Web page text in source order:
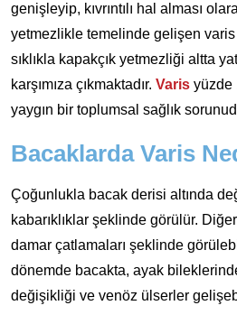
genişleyip, kıvrıntılı hal alması
yetmezlikle temelinde gelişen varis
sıklıkla kapakçık yetmezliği altta
karşımıza çıkmaktadır. Varis yüzde
yaygın bir toplumsal sağlık
Bacaklarda Varis
Çoğunlukla bacak derisi altında
kabarıklıklar şeklinde görülür.
damar çatlamaları şeklinde
dönemde bacakta, ayak
değişikliği ve venöz ülserler